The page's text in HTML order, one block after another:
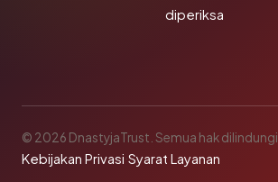
diperiksa
© 2026 DnastyjaTrust. Semua hak dilindungi.
Kebijakan Privasi·Syarat Layanan